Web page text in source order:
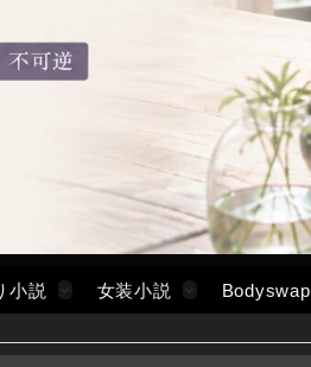
小説 女装小説 Bodyswap